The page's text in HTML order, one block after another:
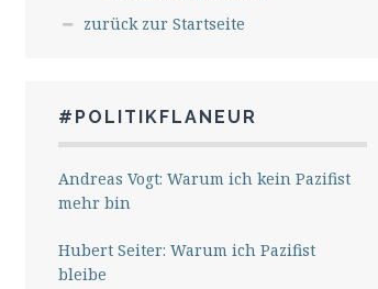
zurück zur Startseite
#POLITIKFLANEUR
Andreas Vogt: Warum ich kein Pazifist
mehr bin
Hubert Seiter: Warum ich Pazifist
bleibe